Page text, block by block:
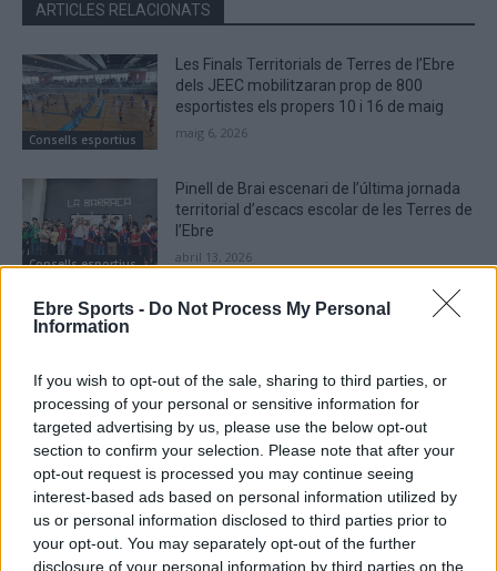
Ebre Sports - Do Not Process My Personal
Information
If you wish to opt-out of the sale, sharing to third parties, or
processing of your personal or sensitive information for
targeted advertising by us, please use the below opt-out
section to confirm your selection. Please note that after your
opt-out request is processed you may continue seeing
interest-based ads based on personal information utilized by
us or personal information disclosed to third parties prior to
your opt-out. You may separately opt-out of the further
disclosure of your personal information by third parties on the
ARTICLES RELACIONATS
Consells esportius
Les Finals Territorials de Terres de l’Ebre
dels JEEC mobilitzaran prop de 800
esportistes els propers 10 i 16 de maig
maig 6, 2026
Consells esportius
Pinell de Brai escenari de l’última jornada
territorial d’escacs escolar de les Terres de
l’Ebre
abril 13, 2026
Consells esportius
L’Ametlla de Mar escenari dissabte 28 de
març 26, 2026
DEIXA UNA RESPOSTA